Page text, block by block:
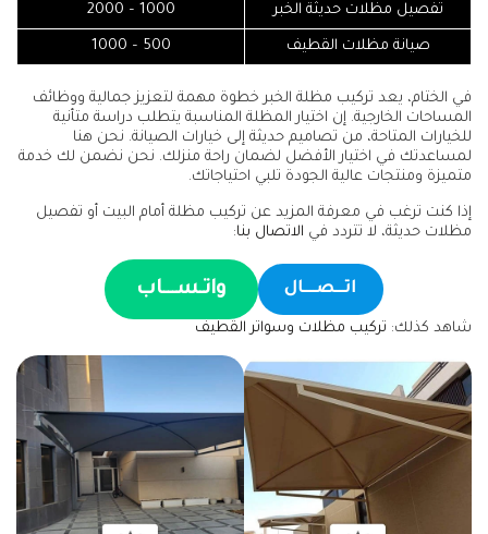
تفصيل مظلات حديثة الخبر 1000 – 2000
صيانة مظلات القطيف 500 – 1000
في الختام، يعد تركيب مظلة الخبر خطوة مهمة لتعزيز جمالية ووظائف
المساحات الخارجية. إن اختيار المظلة المناسبة يتطلب دراسة متأنية
للخيارات المتاحة، من تصاميم حديثة إلى خيارات الصيانة. نحن هنا
لمساعدتك في اختيار الأفضل لضمان راحة منزلك. نحن نضمن لك خدمة
متميزة ومنتجات عالية الجودة تلبي احتياجاتك.
إذا كنت ترغب في معرفة المزيد عن تركيب مظلة أمام البيت أو تفصيل
مظلات حديثة، لا تتردد في الاتصال بنا:
اتـــصــــال واتـســـاب
شاهد كذلك: تركيب مظلات وسواتر القطيف